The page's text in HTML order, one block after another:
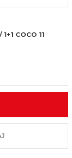
COCO 11